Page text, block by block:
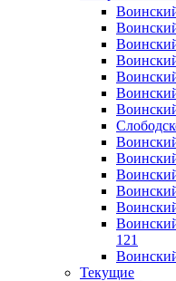
121
Текущие